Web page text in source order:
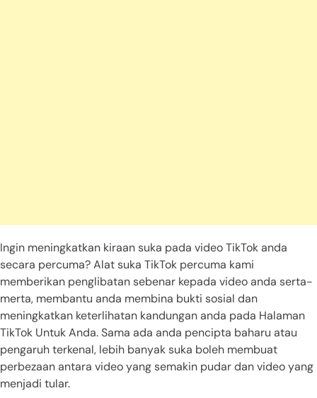
Ingin meningkatkan kiraan suka pada video TikTok anda
secara percuma? Alat suka TikTok percuma kami
memberikan penglibatan sebenar kepada video anda serta-
merta, membantu anda membina bukti sosial dan
meningkatkan keterlihatan kandungan anda pada Halaman
TikTok Untuk Anda. Sama ada anda pencipta baharu atau
pengaruh terkenal, lebih banyak suka boleh membuat
perbezaan antara video yang semakin pudar dan video yang
menjadi tular.